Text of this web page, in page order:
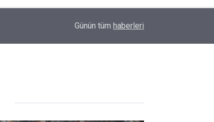
Vatandaşlar evlerinden danışmanlık hizmeti
Günün tüm haberleri